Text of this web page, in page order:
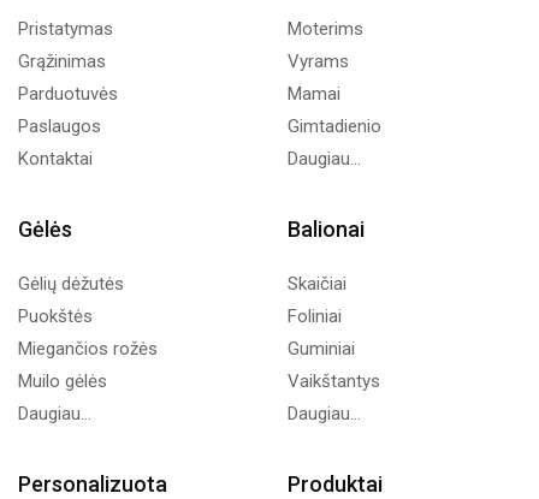
Pristatymas
Grąžinimas
Parduotuvės
Paslaugos
Kontaktai
Moterims
Vyrams
Mamai
Gimtadienio
Daugiau...
Gėlės
Gėlių dėžutės
Puokštės
Miegančios rožės
Muilo gėlės
Daugiau...
Balionai
Skaičiai
Foliniai
Guminiai
Vaikštantys
Daugiau...
Personalizuota Produktai